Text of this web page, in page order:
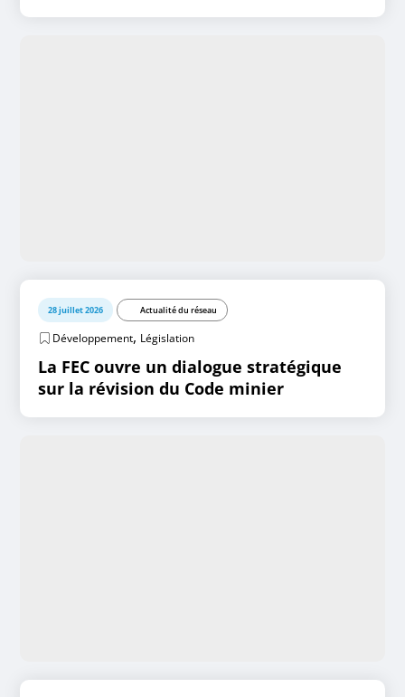
28 juillet 2026 Actualité du réseau
Développement, Législation
La FEC ouvre un dialogue stratégique
sur la révision du Code minier